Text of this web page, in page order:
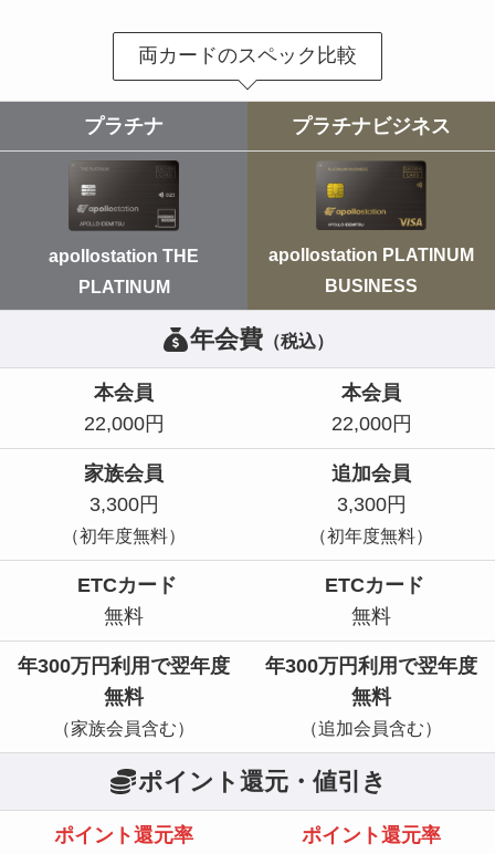
両カードのスペック比較
プラチナ プラチナビジネス
apollostation THE
PLATINUM
apollostation PLATINUM
BUSINESS
年会費 （税込）
本会員
22,000円
本会員
22,000円
家族会員
3,300円
（初年度無料）
追加会員
3,300円
（初年度無料）
ETCカード
無料
ETCカード
無料
年300万円利用で翌年度
無料
（家族会員含む）
年300万円利用で翌年度
無料
（追加会員含む）
ポイント還元・値引き
ポイント還元率
ポイント還元率